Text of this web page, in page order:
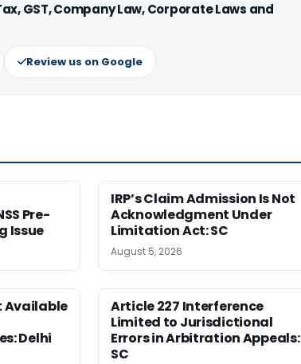
GST, Company Law, Corporate Laws and
Review us on Google
Pre-
Issue
IRP’s Claim Admission Is Not
Acknowledgment Under
Limitation Act: SC
August 5, 2026
Available
Delhi
Article 227 Interference
Limited to Jurisdictional
Errors in Arbitration Appeals:
SC